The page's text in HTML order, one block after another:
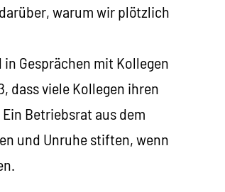
warum wir plötzlich
Gesprächen mit Kollegen
dass viele Kollegen ihren
Betriebsrat aus dem
und Unruhe stiften, wenn